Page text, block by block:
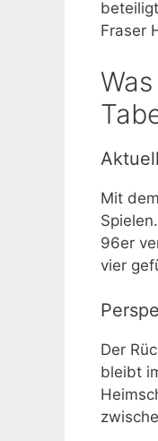
Fraser
Mit
96er
vier
Der
bleibt